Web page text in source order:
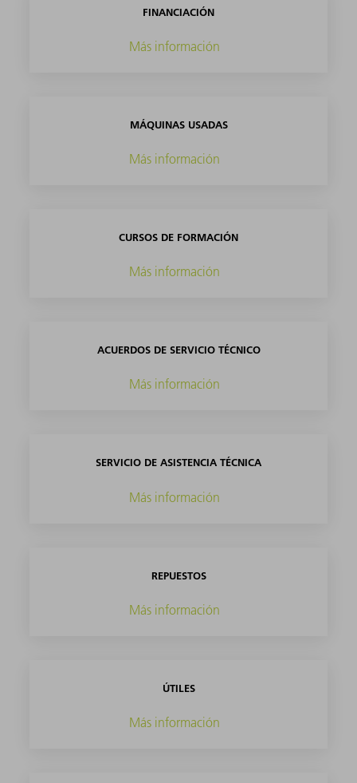
FINANCIACIÓN
Más información
MÁQUINAS USADAS
Más información
CURSOS DE FORMACIÓN
Más información
ACUERDOS DE SERVICIO TÉCNICO
Más información
SERVICIO DE ASISTENCIA TÉCNICA
Más información
REPUESTOS
Más información
ÚTILES
Más información